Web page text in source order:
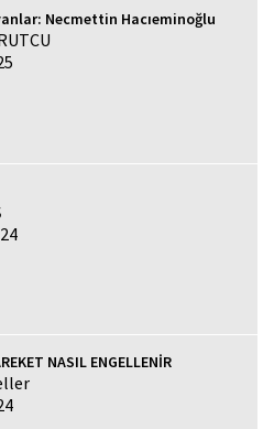
Necmettin Hacıeminoğlu
NASIL ENGELLENİR